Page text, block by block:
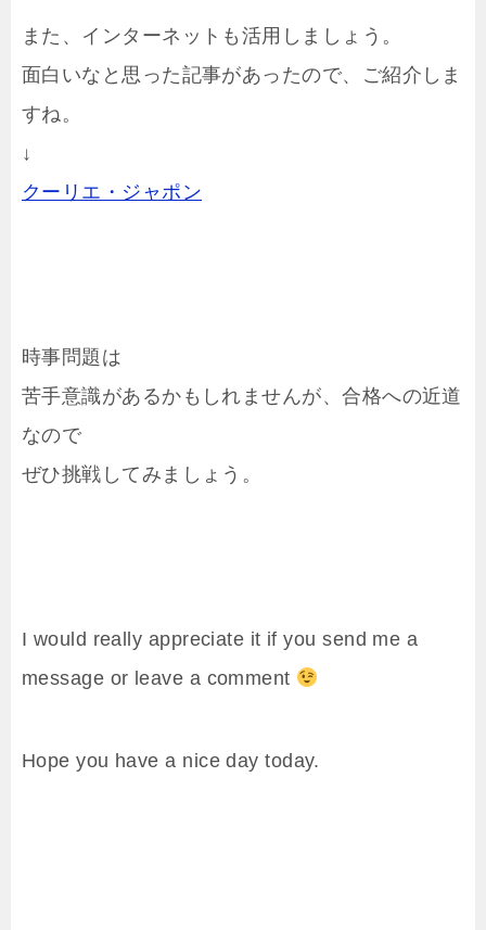
また、インターネットも活用しましょう。
面白いなと思った記事があったので、ご紹介しま
すね。
↓
クーリエ・ジャポン
時事問題は
苦手意識があるかもしれませんが、合格への近道
なので
ぜひ挑戦してみましょう。
I would really appreciate it if you send me a
message or leave a comment
Hope you have a nice day today.